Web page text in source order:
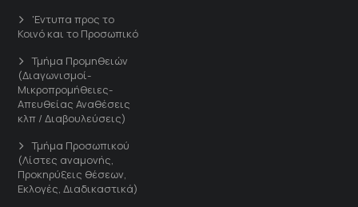
'Εντυπα προς το
Κοινό και το Προσωπικό
Τμήμα Προμηθειών
(Διαγωνισμοί-
Μικροπρομήθειες-
Απευθείας Αναθέσεις
κλπ / Διαβουλεύσεις)
Τμήμα Προσωπικού
(Λίστες αναμονής,
Προκηρύξεις θέσεων,
Εκλογές, Διαδικαστικά)